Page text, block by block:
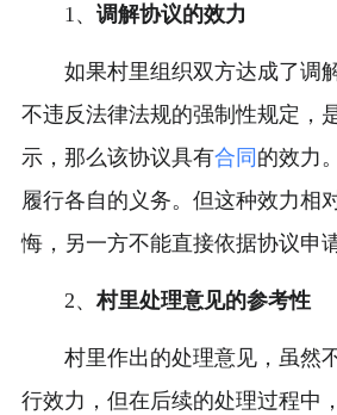
1、 调解协议的效力
如果村里组织双方达成了调
不违反法律法规的强制性规定，
示，那么该协议具有合同 的效力
履行各自的义务。但这种效力相
悔，另一方不能直接依据协议申
2、村里处理意见的参考性
村里作出的处理意见，虽然
行效力，但在后续的处理过程中